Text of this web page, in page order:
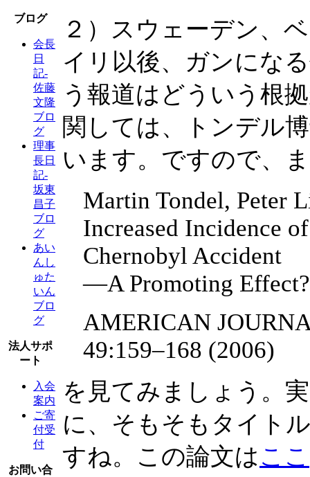
ブログ
会長
日
記-
佐藤
文隆
ブロ
グ
理事
長日
記-
坂東
昌子
ブロ
グ
あい
んし
ゅた
いん
ブロ
グ
法人サポ
ート
入会
案内
ご寄
付受
付
お問い合
２）スウェーデン、
イリ以後、ガンにな
う報道はどういう根
関しては、トンデル
います。ですので、
Martin Tondel, Peter
Increased Incidence
Chernobyl Accident
—A Promoting Effect?
AMERICAN
49:159–168 (2006)
を見てみましょう。
に、そもそもタイト
すね。この論文はここ